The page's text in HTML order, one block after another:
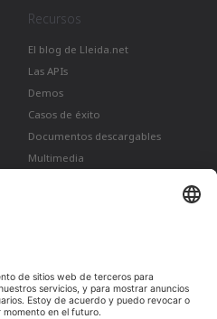
Recursos
El blog de Lleida.net
Las APIs
Demos
Casos de éxito
Documentos descargables
Multimedia
· São Paulo · Bogotá ·
· Santo Domingo ·